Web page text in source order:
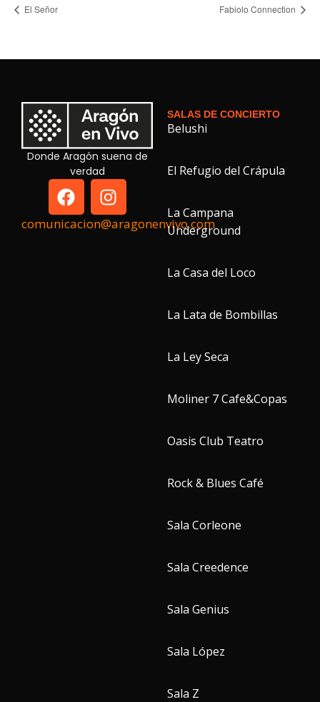
El Señor Fabiolo Connection
Donde Aragón suena de
verdad
comunicacion@aragonenvivo.com
SALAS DE CONCIERTO
Belushi
El Refugio del Crápula
La Campana
Underground
La Casa del Loco
La Lata de Bombillas
La Ley Seca
Moliner 7 Cafe&Copas
Oasis Club Teatro
Rock & Blues Café
Sala Corleone
Sala Creedence
Sala Genius
Sala López
Sala Z